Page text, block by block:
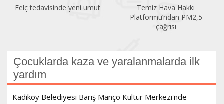
Temiz Hava Hakkı
Sıcaklık arttıkça klimaya da
ihtiyaç artıyor
Çocuklarda kaza ve yaralanmalarda ilk
yardım
Kadıköy Belediyesi Barış Manço Kültür Merkezi'nde